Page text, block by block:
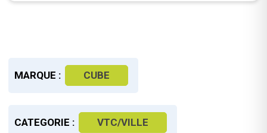
MARQUE : CUBE
CATEGORIE : VTC/VILLE